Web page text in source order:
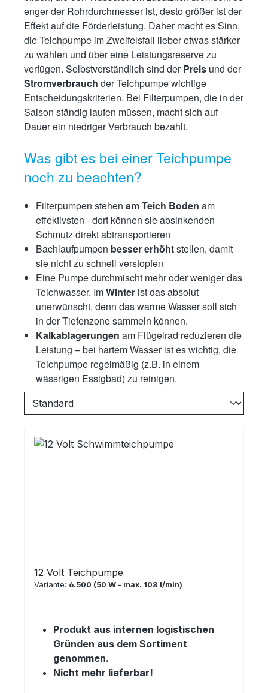
enger der Rohrdurchmesser ist, desto größer ist der
Effekt auf die Förderleistung. Daher macht es Sinn,
die Teichpumpe im Zweifelsfall lieber etwas stärker
zu wählen und über eine Leistungsreserve zu
verfügen. Selbstverständlich sind derPreis und der
Stromverbrauch der Teichpumpe wichtige
Entscheidungskriterien. Bei Filterpumpen, die in der
Saison ständig laufen müssen, macht sich auf
Dauer ein niedriger Verbrauch bezahlt.
Was gibt es bei einer Teichpumpe
noch zu beachten?
Filterpumpen stehen am Teich Boden am
effektivsten - dort können sie absinkenden
Schmutz direkt abtransportieren
Bachlaufpumpen besser erhöhtstellen, damit
sie nicht zu schnell verstopfen
Eine Pumpe durchmischt mehr oder weniger das
Teichwasser. ImWinter ist das absolut
unerwünscht, denn das warme Wasser soll sich
in der Tiefenzone sammeln können.
Kalkablagerungen am Flügelrad reduzieren die
Leistung – bei hartem Wasser ist es wichtig, die
Teichpumpe regelmäßig (z.B. in einem
wässrigen Essigbad) zu reinigen.
12 Volt Teichpumpe
Variante: 6.500 (50 W - max. 108 l/min)
Produkt aus internen logistischen
Gründen aus dem Sortiment
genommen.
Nicht mehr lieferbar!